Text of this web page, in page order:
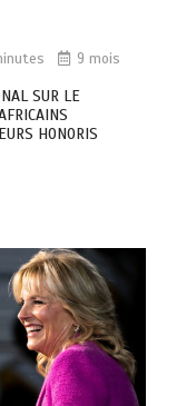
9 mois
SUR LE
HONORIS